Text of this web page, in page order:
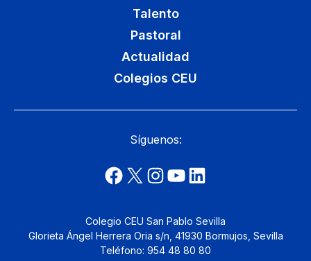
Talento
Pastoral
Actualidad
Colegios CEU
Síguenos:
Colegio CEU San Pablo Sevilla
Glorieta Ángel Herrera Oria s/n, 41930 Bormujos, Sevilla
Teléfono: 954 48 80 80